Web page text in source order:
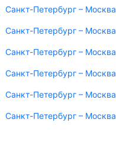
Санкт-Петербург – Москва
Санкт-Петербург – Москва
Санкт-Петербург – Москва
Санкт-Петербург – Москва
Санкт-Петербург – Москва
Санкт-Петербург – Москва